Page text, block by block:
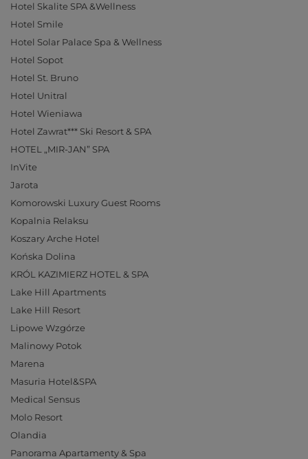
Hotel Skalite SPA &Wellness
Hotel Smile
Hotel Solar Palace Spa & Wellness
Hotel Sopot
Hotel St. Bruno
Hotel Unitral
Hotel Wieniawa
Hotel Zawrat*** Ski Resort & SPA
HOTEL „MIR-JAN” SPA
InVite
Jarota
Komorowski Luxury Guest Rooms
Kopalnia Relaksu
Koszary Arche Hotel
Końska Dolina
KRÓL KAZIMIERZ HOTEL & SPA
Lake Hill Apartments
Lake Hill Resort
Lipowe Wzgórze
Malinowy Potok
Marena
Masuria Hotel&SPA
Medical Sensus
Molo Resort
Olandia
Panorama Apartamenty & Spa